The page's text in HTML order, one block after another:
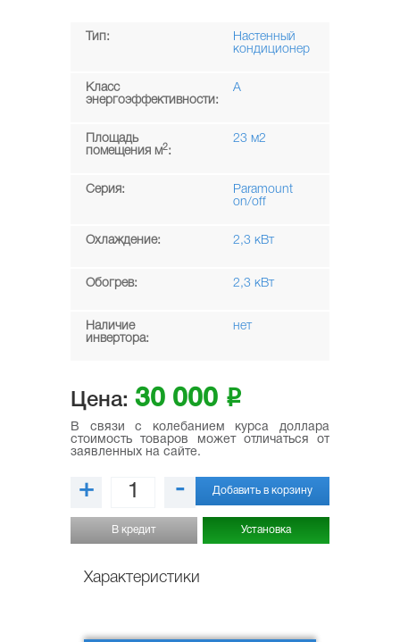
Тип:
Настенный
кондиционер
Класс
энергоэффективности:
A
Площадь
помещения м2:
23 м2
Серия:
Paramount
on/off
Охлаждение: 2,3 кВт
Обогрев: 2,3 кВт
Наличие
инвертора:
нет
Цена: 30 000 i
В связи с колебанием курса доллара
стоимость товаров может отличаться от
заявленных на сайте.
+ - Добавить в корзину
В кредит Установка
Характеристики